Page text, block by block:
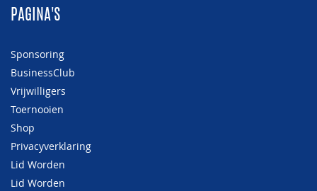
PAGINA'S
Sponsoring
BusinessClub
Vrijwilligers
Toernooien
Shop
Privacyverklaring
Lid Worden
Lid Worden